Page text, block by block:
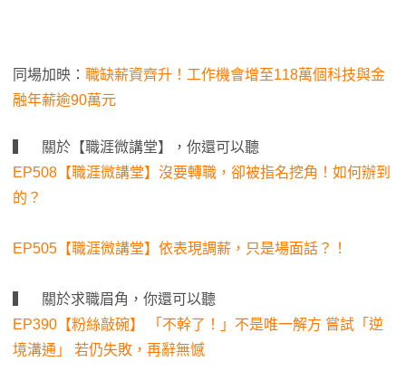
同場加映： 職缺薪資齊升！工作機會增至118萬個科技與金
融年薪逾90萬元
▍ 關於【職涯微講堂】，你還可以聽
EP508【職涯微講堂】沒要轉職，卻被指名挖角！如何辦到
的？
EP505【職涯微講堂】依表現調薪，只是場面話？！
▍ 關於求職眉角，你還可以聽
EP390【粉絲敲碗】 「不幹了！」不是唯一解方 嘗試「逆
境溝通」 若仍失敗，再辭無憾